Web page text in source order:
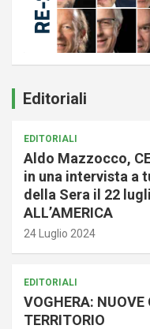
Editoriali
EDITORIALI
Aldo Mazzocco,
in una intervista a
della Sera il 22
ALL’AMERICA
24 Luglio 2024
EDITORIALI
VOGHERA: NUOVE
TERRITORIO